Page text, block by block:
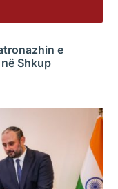
e
Shkup